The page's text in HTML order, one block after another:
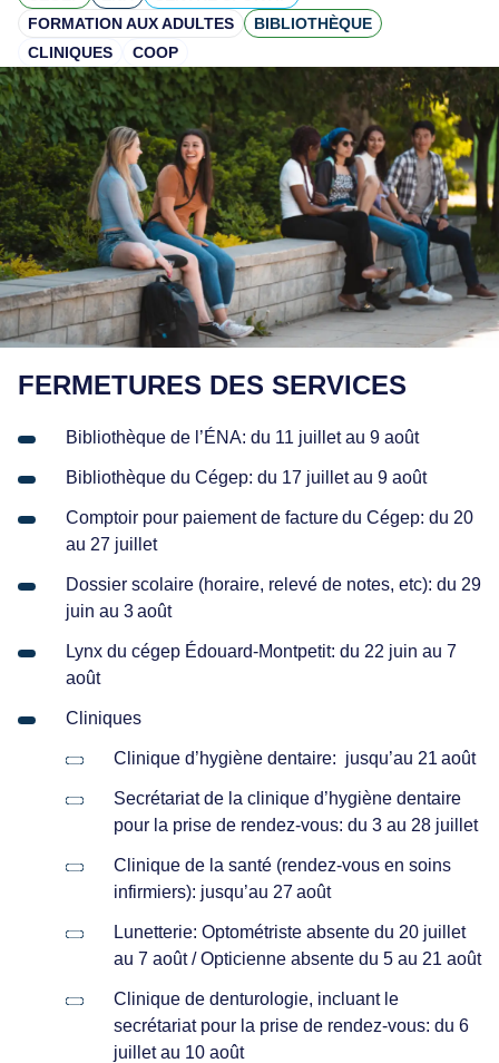
Espace employés/étudiants
Carrière
Services aux entreprises
Le Cégep
Lynx
des avions et des
officielle
l'ÉNA
SCOLAIRE
générale
nos installations
FERMETURES DES SERVICES
Bibliothèque de l’ÉNA: du 11 juillet au 9 août
Bibliothèque du Cégep: du 17 juillet au 9 août
Comptoir pour paiement de facture du Cégep: du 20
au 27 juillet
Dossier scolaire (horaire, relevé de notes, etc): du 29
juin au 3 août
Lynx du cégep Édouard-Montpetit: du 22 juin au 7
août
Cliniques
Clinique d’hygiène dentaire: jusqu’au 21 août
Secrétariat de la clinique d’hygiène dentaire
pour la prise de rendez-vous: du 3 au 28 juillet
Clinique de la santé (rendez-vous en soins
infirmiers): jusqu’au 27 août
Lunetterie: Optométriste absente du 20 juillet
au 7 août / Opticienne absente du 5 au 21 août
Clinique de denturologie, incluant le
secrétariat pour la prise de rendez-vous: du 6
juillet au 10 août
FORMATION AUX ADULTES
BIBLIOTHÈQUE
CLINIQUES
COOP